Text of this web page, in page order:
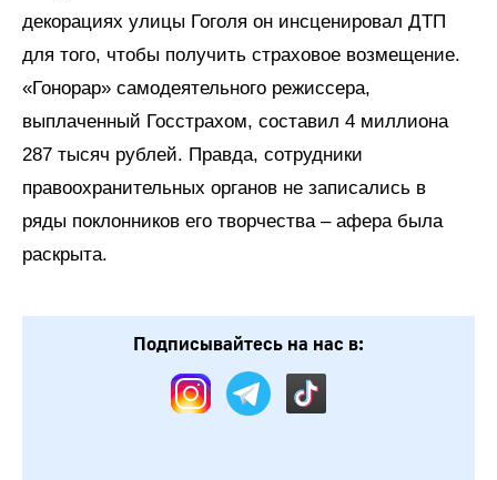
декорациях улицы Гоголя он инсценировал ДТП
для того, чтобы получить страховое возмещение.
«Гонорар» самодеятельного режиссера,
выплаченный Госстрахом, составил 4 миллиона
287 тысяч рублей. Правда, сотрудники
правоохранительных органов не записались в
ряды поклонников его творчества – афера была
раскрыта.
Подписывайтесь на нас в: